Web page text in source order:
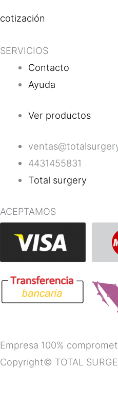
cotización
SERVICIOS
Contacto
Ayuda
Ver productos
4431455831
Total surgery
ACEPTAMOS
Empresa 100%
Copyright© TOTAL